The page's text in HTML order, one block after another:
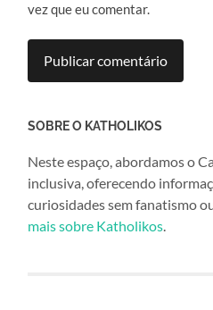
vez que eu comentar.
SOBRE O KATHOLIKOS
Neste espaço, abordamos o
inclusiva, oferecendo
curiosidades sem fanatismo
mais sobre Katholikos